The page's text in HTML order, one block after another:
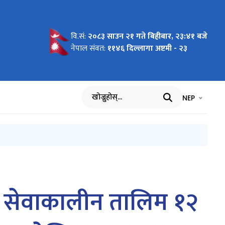
) वि.सं: २०८३ साउन २१ गते बिहीबार, २३:४१ बजे
नेपाल संवत: ११४६ दिल्लागा अष्टमी - २३
खोज्नुहोस् भाषा चयन
NEP
सेवाकालीन तालिम १२